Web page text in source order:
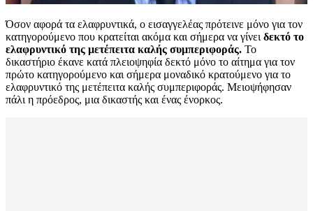
Όσον αφορά τα ελαφρυντικά, ο εισαγγελέας πρότεινε μόνο για τον
κατηγορούμενο που κρατείται ακόμα και σήμερα να γίνει δεκτό το
ελαφρυντικό της μετέπειτα καλής συμπεριφοράς. Το
δικαστήριο έκανε κατά πλειοψηφία δεκτό μόνο το αίτημα για τον
πρώτο κατηγορούμενο και σήμερα μοναδικό κρατούμενο για το
ελαφρυντικό της μετέπειτα καλής συμπεριφοράς. Μειοψήφησαν
πάλι η πρόεδρος, μια δικαστής και ένας ένορκος.